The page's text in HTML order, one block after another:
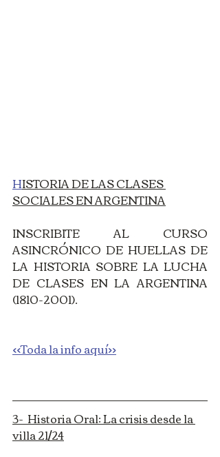
HISTORIA DE LAS CLASES
SOCIALES EN ARGENTINA
INSCRIBITE AL CURSO
ASINCRÓNICO DE HUELLAS DE
LA HISTORIA SOBRE LA LUCHA
DE CLASES EN LA ARGENTINA
(1810-2001).
<<Toda la info aquí>>
3-  Historia Oral: La crisis desde la
villa 21/24